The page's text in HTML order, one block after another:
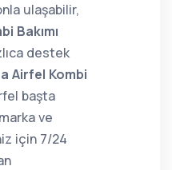
ulaşabilir,
Bakımı
destek
Airfel Kombi
başta
ve
için 7/24